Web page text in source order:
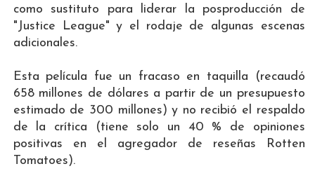
como sustituto para liderar la posproducción de
"Justice League" y el rodaje de algunas escenas
adicionales.
Esta película fue un fracaso en taquilla (recaudó
658 millones de dólares a partir de un presupuesto
estimado de 300 millones) y no recibió el respaldo
de la crítica (tiene solo un 40 % de opiniones
positivas en el agregador de reseñas Rotten
Tomatoes).